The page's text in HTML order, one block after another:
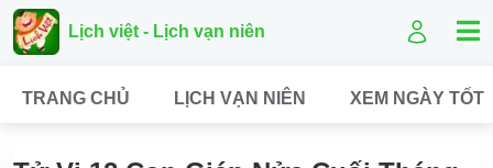
Lịch việt - Lịch vạn niên
TRANG CHỦ LỊCH VẠN NIÊN XEM NGÀY TỐT